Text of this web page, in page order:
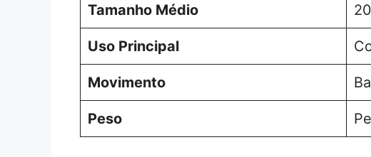
Tamanho Médio
Uso Principal
Movimento
Peso